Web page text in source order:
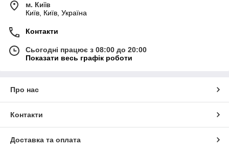
м. Київ
Київ, Київ, Україна
Контакти
Сьогодні працює з 08:00 до 20:00
Показати весь графік роботи
Про нас
Контакти
Доставка та оплата